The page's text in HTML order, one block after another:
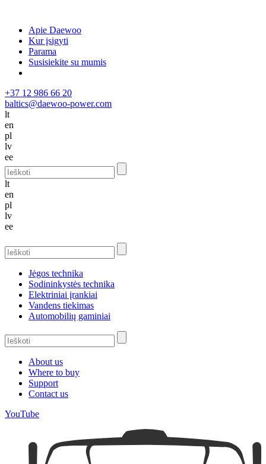
Apie Daewoo
Kur įsigyti
Parama
Susisiekite su mumis
+37 12 986 66 20
baltics@daewoo-power.com
lt
en
pl
lv
ee
lt
en
pl
lv
ee
Jėgos technika
Sodininkystės technika
Elektriniai įrankiai
Vandens tiekimas
Automobilių gaminiai
About us
Where to buy
Support
Contact us
YouTube